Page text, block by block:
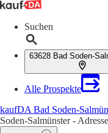
Suchen
63628 Bad Soden-
Alle Prospekte
kaufDA Bad Soden-
Soden-Salmünster -